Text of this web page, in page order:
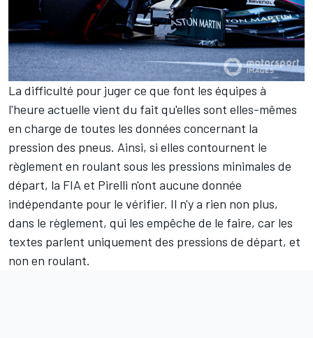
La difficulté pour juger ce que font les équipes à
l'heure actuelle vient du fait qu'elles sont elles-mêmes
en charge de toutes les données concernant la
pression des pneus. Ainsi, si elles contournent le
règlement en roulant sous les pressions minimales de
départ, la FIA et Pirelli n'ont aucune donnée
indépendante pour le vérifier. Il n'y a rien non plus,
dans le règlement, qui les empêche de le faire, car les
textes parlent uniquement des pressions de départ, et
non en roulant.